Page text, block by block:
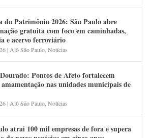
do Patrimônio 2026: São Paulo abre
gratuita com foco em caminhadas,
e acervo ferroviário
|Alô São Paulo,Notícias
Pontos de Afeto fortalecem
nas unidades municipais de
|Alô São Paulo,Notícias
atrai 100 mil empresas de fora e supera